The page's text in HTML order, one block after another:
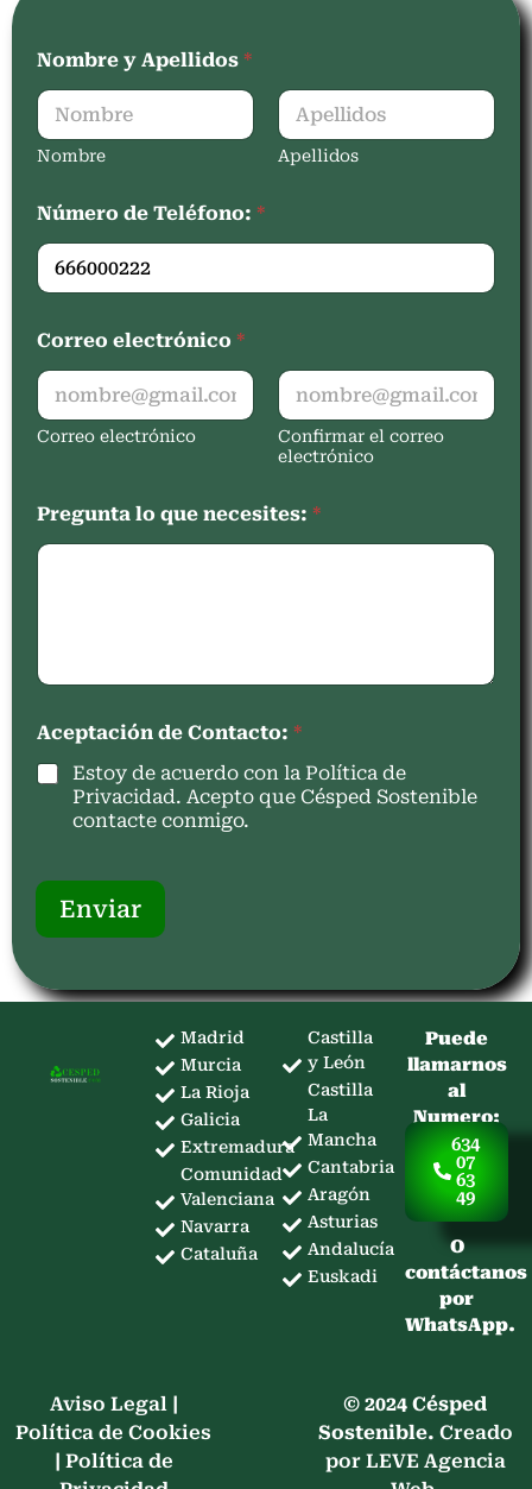
Nombre y Apellidos *
Nombre Apellidos
Número de Teléfono: *
Correo electrónico *
Correo electrónico
Confirmar el correo
electrónico
Pregunta lo que necesites: *
Aceptación de Contacto: *
Estoy de acuerdo con la Política de
Privacidad. Acepto que Césped Sostenible
contacte conmigo.
Enviar
Madrid
Murcia
La Rioja
Galicia
Extremadura
Comunidad
Valenciana
Navarra
Cataluña
Castilla
y León
Castilla
La
Mancha
Cantabria
Aragón
Asturias
Andalucía
Euskadi
Puede
llamarnos
al
Numero:
634
07
63
49
O
contáctanos
por
WhatsApp.
Aviso Legal |
Política de Cookies
| Política de
© 2024 Césped
Sostenible. Creado
por LEVE Agencia